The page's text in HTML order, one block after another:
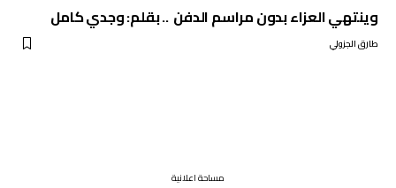
وينتهي العزاء بدون مراسم الدفن .. بقلم: وجدي كامل
طارق الجزولي
مساحة اعلانية